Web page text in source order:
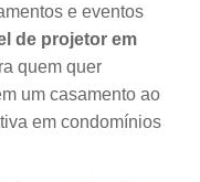
e eventos
de projetor em
quem quer
um casamento ao
em condomínios